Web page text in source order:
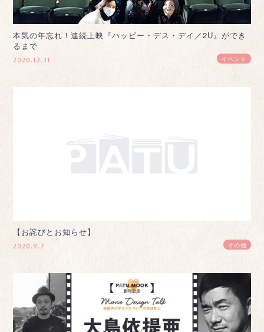
本気の年忘れ！連続上映『ハッピー・デス・デイ／2U』ができ
るまで
2020.12.31 イベント
【お詫びとお知らせ】
2020.9.7 その他